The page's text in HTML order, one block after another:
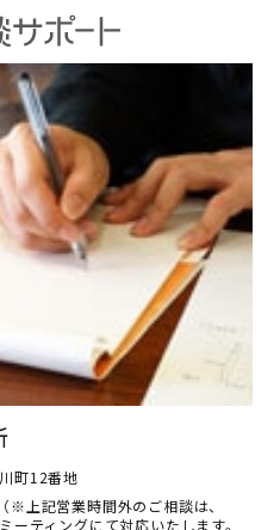
町12番地
上記営業時間外のご相談は、
ーティングにて対応いたします。